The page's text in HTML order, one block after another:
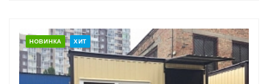
НОВИНКА ХИТ